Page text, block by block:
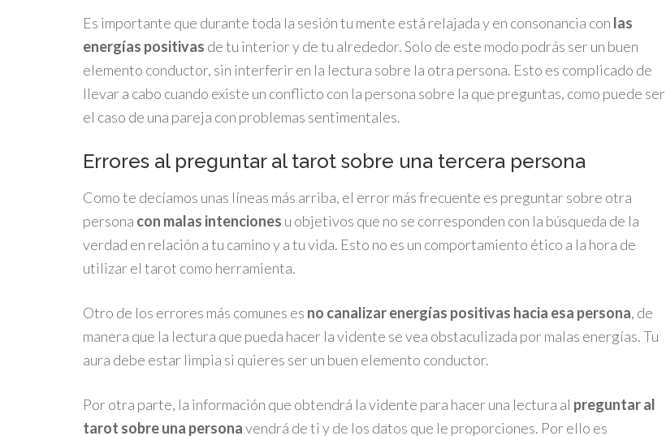
Es importante que durante toda la sesión tu mente está relajada y en consonancia con las
energías positivas de tu interior y de tu alrededor. Solo de este modo podrás ser un buen
elemento conductor, sin interferir en la lectura sobre la otra persona. Esto es complicado de
llevar a cabo cuando existe un conflicto con la persona sobre la que preguntas, como puede ser
el caso de una pareja con problemas sentimentales.
Errores al preguntar al tarot sobre una tercera persona
Como te decíamos unas líneas más arriba, el error más frecuente es preguntar sobre otra
persona con malas intenciones u objetivos que no se corresponden con la búsqueda de la
verdad en relación a tu camino y a tu vida. Esto no es un comportamiento ético a la hora de
utilizar el tarot como herramienta.
Otro de los errores más comunes es no canalizar energías positivas hacia esa persona, de
manera que la lectura que pueda hacer la vidente se vea obstaculizada por malas energías. Tu
aura debe estar limpia si quieres ser un buen elemento conductor.
Por otra parte, la información que obtendrá la vidente para hacer una lectura al preguntar al
tarot sobre una personavendrá de ti y de los datos que le proporciones. Por ello es